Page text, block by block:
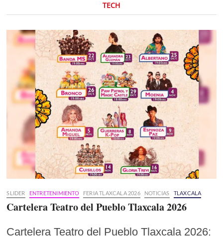
TECH
SLIDER ENTRETENIMIENTO FERIA TLAXCALA 2026 NOTICIAS TLAXCALA
Cartelera Teatro del Pueblo Tlaxcala 2026
Cartelera Teatro del Pueblo Tlaxcala 2026: